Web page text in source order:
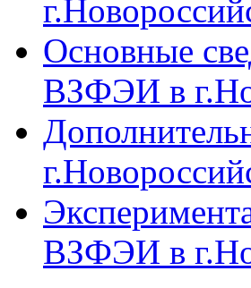
Основные
ВЗФЭИ в
ВЗФЭИ в